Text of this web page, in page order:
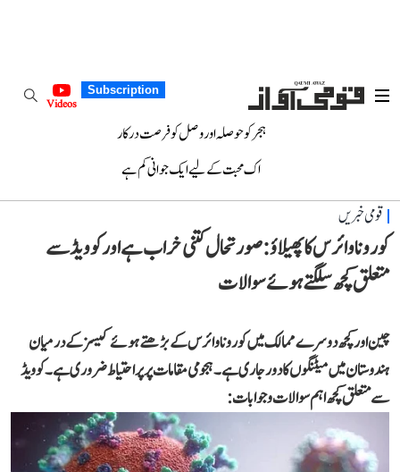
Subscription
Videos
ہجر کو حوصلہ اور وصل کو فرصت درکار
اک محبت کے لیے ایک جوانی کم ہے
قومی خبریں
کورونا وائرس کا پھیلاؤ: صورتحال کتنی خراب ہے اور کوویڈ سے
متعلق کچھ سلگتے ہوئے سوالات
چین اور کچھ دوسرے ممالک میں کورونا وائرس کے بڑھتے ہوئے کیسز کے درمیان
ہندوستان میں میٹنگوں کا دور جاری ہے۔ ہجومی مقامات پر پر احتیاط ضروری ہے۔ کوویڈ
سے متعلق کچھ اہم سوالات و جوابات: